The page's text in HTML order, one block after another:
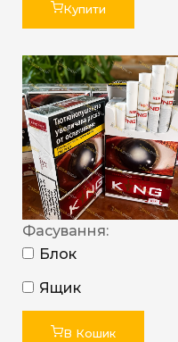
Купити
Фасування:
Блок
Ящик
В Кошик